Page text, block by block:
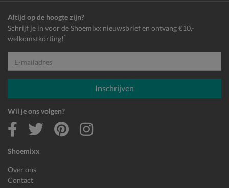
Shoemixx
Over ons
Contact
Altijd op de hoogte zijn?
Schrijf je in voor de Shoemixx nieuwsbrief en ontvang €10,-
welkomstkorting! *
E-mailadres
Inschrijven
Wil je ons volgen?